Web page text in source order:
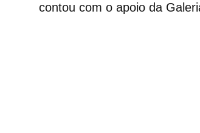
contou com o apoio da